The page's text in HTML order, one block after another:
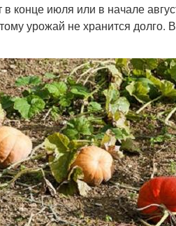
конце июля или в начале
урожай не хранится долго.